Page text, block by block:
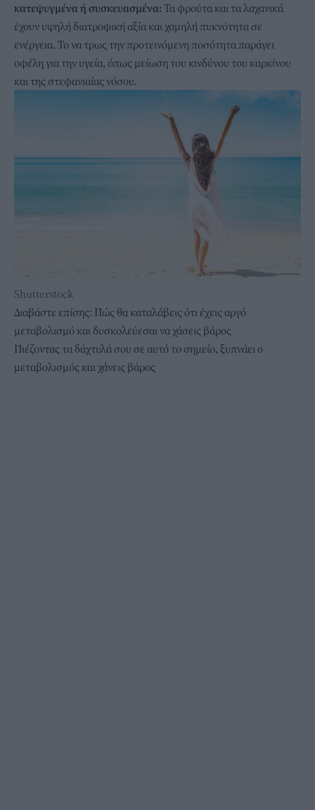
κατεψυγμένα ή συσκευασμένα: Τα φρούτα και τα λαχανικά
έχουν υψηλή διατροφική αξία και χαμηλή πυκνότητα σε
ενέργεια. Το να τρως την προτεινόμενη ποσότητα παράγει
οφέλη για την υγεία, όπως μείωση του κινδύνου του καρκίνου
και της στεφανιαίας νόσου.
Shutterstock
Διαβάστε επίσης: Πώς θα καταλάβεις ότι έχεις αργό
μεταβολισμό και δυσκολεύεσαι να χάσεις βάρος
Πιέζοντας τα δάχτυλά σου σε αυτό το σημείο, ξυπνάει ο
μεταβολισμός και χάνεις βάρος